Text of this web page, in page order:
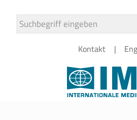
Kontakt